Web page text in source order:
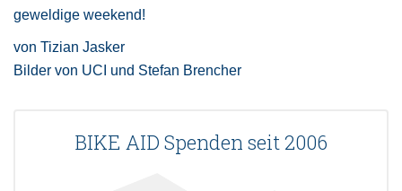
geweldige weekend!
von Tizian Jasker
Bilder von UCI und Stefan Brencher
BIKE AID Spenden seit 2006